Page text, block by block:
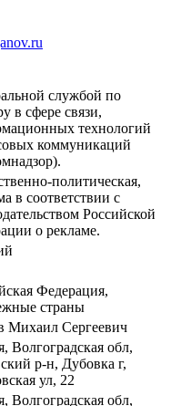
службой по
в сфере связи,
технологий
коммуникаций
политическая,
в соответствии с
Российской
о рекламе.
Федерация,
страны
Михаил Сергеевич
Волгоградская обл,
р-н, Дубовка г,
ул, 22
Волгоградская обл,